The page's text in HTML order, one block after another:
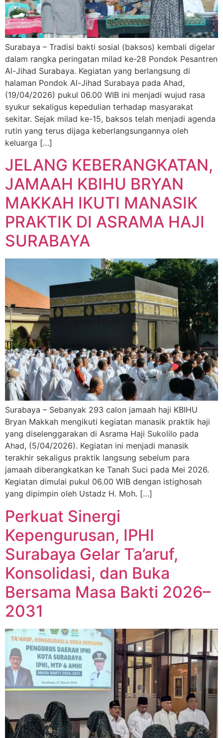
Surabaya – Tradisi bakti sosial (baksos) kembali digelar
dalam rangka peringatan milad ke-28 Pondok Pesantren
Al-Jihad Surabaya. Kegiatan yang berlangsung di
halaman Pondok Al-Jihad Surabaya pada Ahad,
(19/04/2026) pukul 06.00 WIB ini menjadi wujud rasa
syukur sekaligus kepedulian terhadap masyarakat
sekitar. Sejak milad ke-15, baksos telah menjadi agenda
rutin yang terus dijaga keberlangsungannya oleh
keluarga […]
JELANG KEBERANGKATAN,
JAMAAH KBIHU BRYAN
MAKKAH IKUTI MANASIK
PRAKTIK DI ASRAMA HAJI
SURABAYA
Surabaya – Sebanyak 293 calon jamaah haji KBIHU
Bryan Makkah mengikuti kegiatan manasik praktik haji
yang diselenggarakan di Asrama Haji Sukolilo pada
Ahad, (5/04/2026). Kegiatan ini menjadi manasik
terakhir sekaligus praktik langsung sebelum para
jamaah diberangkatkan ke Tanah Suci pada Mei 2026.
Kegiatan dimulai pukul 06.00 WIB dengan istighosah
yang dipimpin oleh Ustadz H. Moh. […]
Perkuat Sinergi
Kepengurusan, IPHI
Surabaya Gelar Ta’aruf,
Konsolidasi, dan Buka
Bersama Masa Bakti 2026–
2031